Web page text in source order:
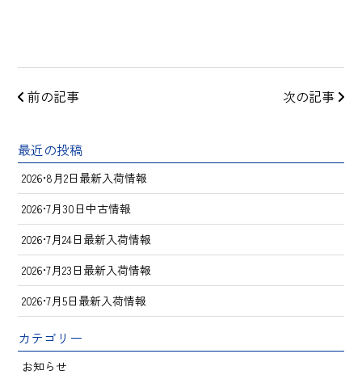
前の記事 次の記事
最近の投稿
2026•8月2日最新入荷情報
2026•7月30日中古情報
2026•7月24日最新入荷情報
2026•7月23日最新入荷情報
2026•7月5日最新入荷情報
カテゴリー
お知らせ